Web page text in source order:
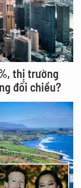
thị trường
đổi chiều?